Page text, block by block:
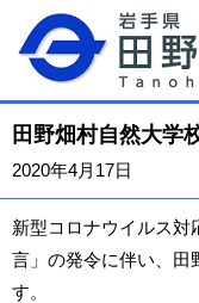
田野畑村自然大学
2020年4月17日
新型コロナウイルス対
言」の発令に伴い、田
す。